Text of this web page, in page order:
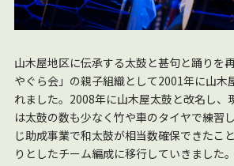
山木屋地区に伝承する太鼓と甚句と踊りを
やぐら会」の親子組織として2001年に山木
れました。2008年に山木屋太鼓と改名し、
は太鼓の数も少なく竹や車のタイヤで練習
じ助成事業で和太鼓が相当数確保できたこ
りとしたチーム編成に移行していきました。